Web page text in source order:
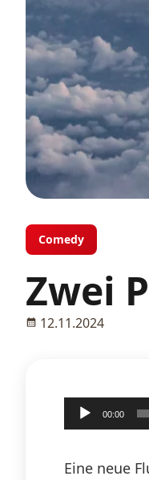
Comedy
Zwei
12.11.2024
Audio-
Player
00:00
Eine neue